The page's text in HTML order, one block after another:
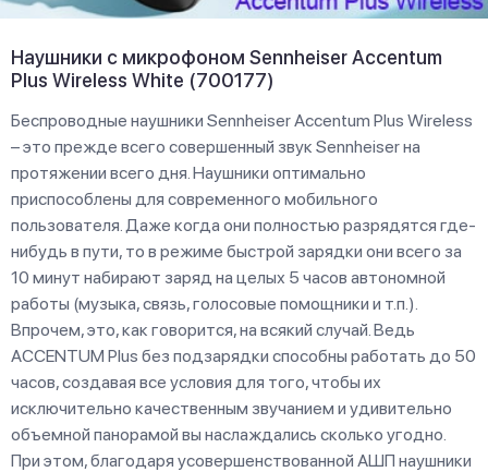
Наушники с микрофоном Sennheiser Accentum
Plus Wireless White (700177)
Беспроводные наушники Sennheiser Accentum Plus Wireless
– это прежде всего совершенный звук Sennheiser на
протяжении всего дня. Наушники оптимально
приспособлены для современного мобильного
пользователя. Даже когда они полностью разрядятся где-
нибудь в пути, то в режиме быстрой зарядки они всего за
10 минут набирают заряд на целых 5 часов автономной
работы (музыка, связь, голосовые помощники и т.п.).
Впрочем, это, как говорится, на всякий случай. Ведь
ACCENTUM Plus без подзарядки способны работать до 50
часов, создавая все условия для того, чтобы их
исключительно качественным звучанием и удивительно
объемной панорамой вы наслаждались сколько угодно.
При этом, благодаря усовершенствованной АШП наушники